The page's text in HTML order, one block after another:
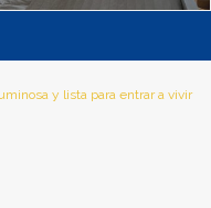
y lista para entrar a vivir